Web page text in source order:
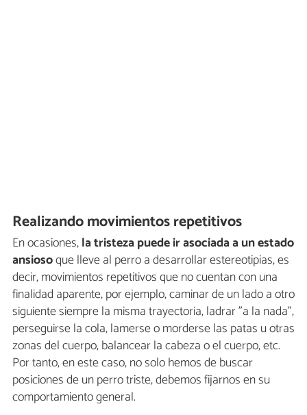
Realizando movimientos repetitivos
En ocasiones,la tristeza puede ir asociada a un estado
ansiosoque lleve al perro a desarrollar estereotipias, es
decir, movimientos repetitivos que no cuentan con una
finalidad aparente, por ejemplo, caminar de un lado a otro
siguiente siempre la misma trayectoria, ladrar "a la nada",
perseguirse la cola, lamerse o morderse las patas u otras
zonas del cuerpo, balancear la cabeza o el cuerpo, etc.
Por tanto, en este caso, no solo hemos de buscar
posiciones de un perro triste, debemos fijarnos en su
comportamiento general.